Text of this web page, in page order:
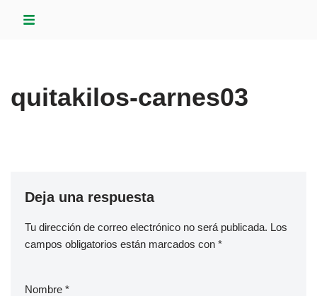
quitakilos-carnes03
Deja una respuesta
Tu dirección de correo electrónico no será publicada. Los
campos obligatorios están marcados con *
Nombre *